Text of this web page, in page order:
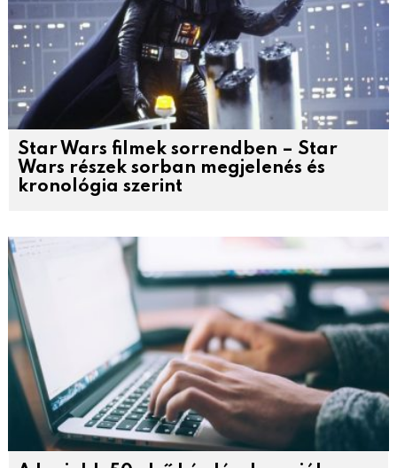
Star Wars filmek sorrendben – Star
Wars részek sorban megjelenés és
kronológia szerint